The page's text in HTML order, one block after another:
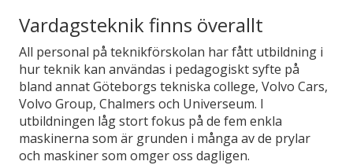
Vardagsteknik finns överallt
All personal på teknikförskolan har fått utbildning i
hur teknik kan användas i pedagogiskt syfte på
bland annat Göteborgs tekniska college, Volvo Cars,
Volvo Group, Chalmers och Universeum. I
utbildningen låg stort fokus på de fem enkla
maskinerna som är grunden i många av de prylar
och maskiner som omger oss dagligen.